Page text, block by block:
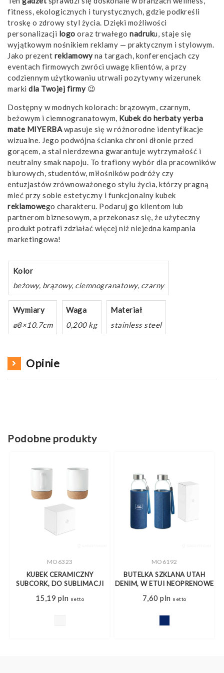
fitness, ekologicznych i turystycznych, gdzie podkreśli
troskę o zdrowy styl życia. Dzięki możliwości
personalizacji logo oraz trwałego nadruku, staje się
wyjątkowym nośnikiem reklamy — praktycznym i stylowym.
Jako prezent reklamowyna targach, konferencjach czy
eventach firmowych zwróci uwagę klientów, a przy
codziennym użytkowaniu utrwali pozytywny wizerunek
marki dla Twojej firmy😉
Dostępny w modnych kolorach: brązowym, czarnym,
beżowym i ciemnogranatowym, Kubek do herbaty yerba
mate MIYERBAwpasuje się w różnorodne identyfikacje
wizualne. Jego podwójna ścianka chroni dłonie przed
gorącem, a stal nierdzewna gwarantuje wytrzymałość i
neutralny smak napoju. To trafiony wybór dla pracowników
biurowych, studentów, miłośników podróży czy
entuzjastów zrównoważonego stylu życia, którzy pragną
mieć przy sobie estetyczny i funkcjonalny kubek
reklamowego charakteru. Podaruj go klientom lub
partnerom biznesowym, a przekonasz się, że użyteczny
produkt potrafi zdziałać więcej niż niejedna kampania
marketingowa!
Kolor
beżowy, brązowy, ciemnogranatowy, czarny
Wymiary
ø8×10.7cm
Waga
0,200 kg
Materiał
stainless steel
Opinie
Podobne produkty
MO6323
KUBEK CERAMICZNY
SUBCORK, DO SUBLIMACJI
15,19 pln netto
MO6192
BUTELKA SZKLANA UTAH
DENIM, W ETUI NEOPRENOWE
7,60 pln netto